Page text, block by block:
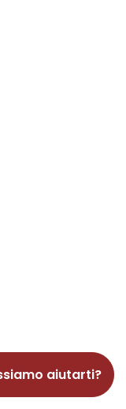
aiutarti?